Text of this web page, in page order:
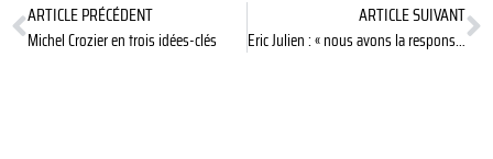
ARTICLE PRÉCÉDENT
Michel Crozier en trois idées-clés
ARTICLE SUIVANT
Eric Julien : « nous avons la responsabilité de redonner de l’espoir aux jeunes générations »